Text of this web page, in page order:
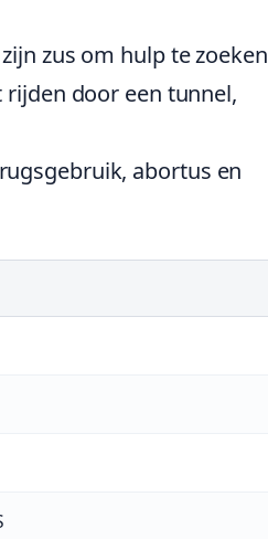
zus om hulp te zoeken
rijden door een tunnel,
abortus en